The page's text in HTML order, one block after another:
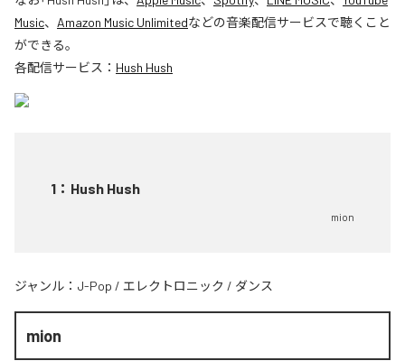
Music、 Amazon Music Unlimitedなどの音楽配信サービスで聴くこと
ができる。
各配信サービス： Hush Hush
1 ： Hush Hush
mion
ジャンル： J-Pop / エレクトロニック / ダンス
mion